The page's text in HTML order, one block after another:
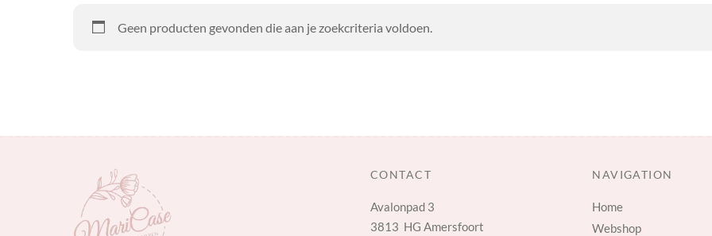
Geen producten gevonden die aan je zoekcriteria voldoen.
CONTACT
Avalonpad 3
3813 HG Amersfoort
NAVIGATION
Home
Webshop